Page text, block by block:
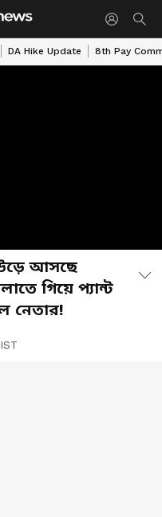
DA Hike Update 8th Pay
আসছে
গিয়ে প্যান্ট
নেতার!